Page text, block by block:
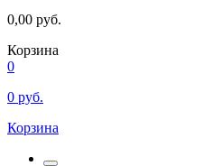
0,00 руб.
Корзина
0
0 руб.
Корзина